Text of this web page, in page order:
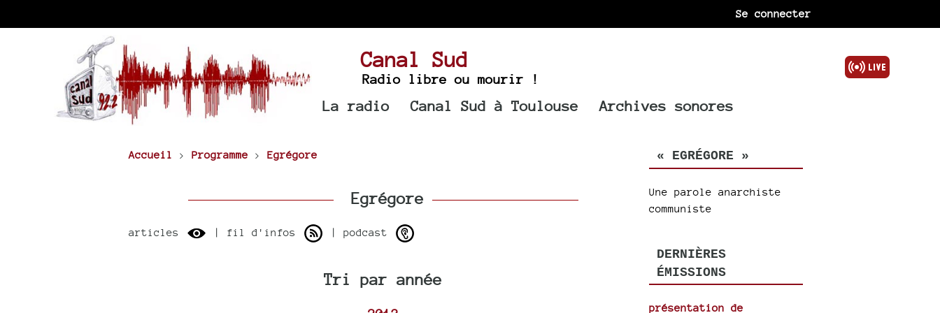
Se connecter
Canal Sud
Radio libre ou mourir !
La radio Canal Sud à Toulouse Archives sonores
Accueil > Programme > Egrégore
Egrégore
articles | fil d'infos | podcast
Tri par année
« EGRÉGORE »
Une parole anarchiste
communiste
DERNIÈRES
ÉMISSIONS
présentation de